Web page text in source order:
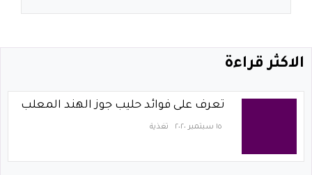
الاكثر قراءة
تعرف على فوائد حليب جوز الهند المعلب
١٥ سبتمبر ٢٠٢٠ تغذية